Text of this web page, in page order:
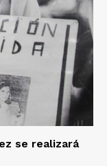
se realizará